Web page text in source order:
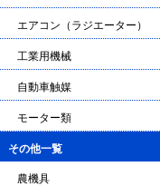
エアコン（ラジエーター）
工業用機械
自動車触媒
モーター類
その他一覧
農機具